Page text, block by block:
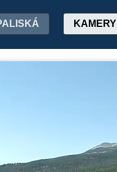
KAMERY